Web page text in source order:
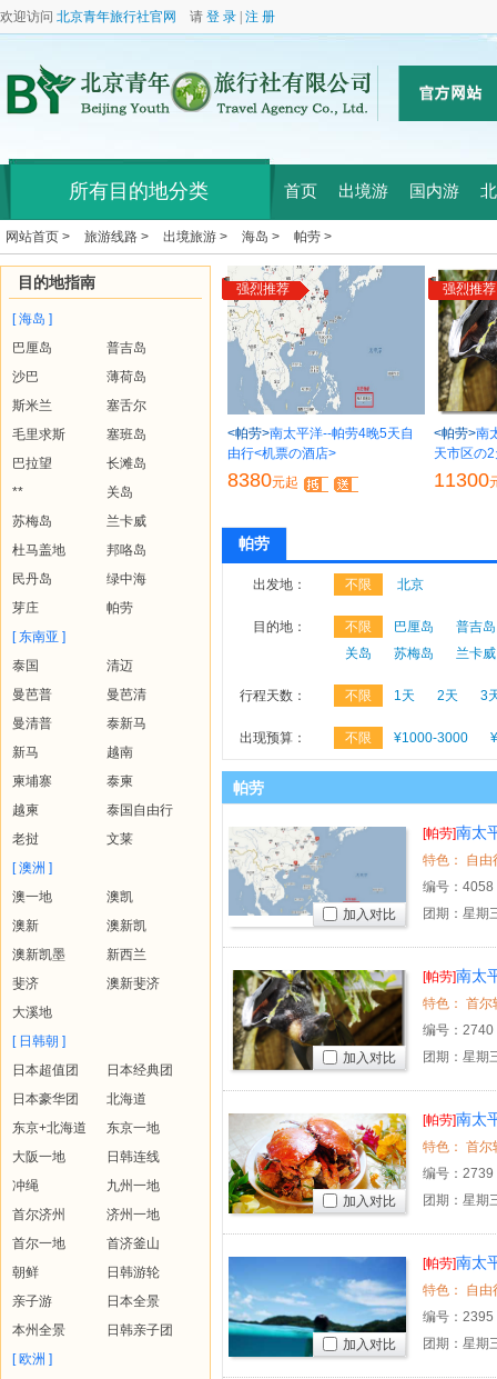
欢迎访问 北京青年旅行社官网 请 登 录 注 册
所有目的地分类 首页 出境游 国内游
网站首页 > 旅游线路 > 出境旅游 > 海岛 > 帕劳 >
目的地指南
[ 海岛 ]
巴厘岛
普吉岛
沙巴
薄荷岛
斯米兰
塞舌尔
毛里求斯
塞班岛
巴拉望
长滩岛
**
关岛
苏梅岛
兰卡威
杜马盖地
邦咯岛
民丹岛
绿中海
芽庄
帕劳
[ 东南亚 ]
泰国
清迈
曼芭普
曼芭清
曼清普
泰新马
新马
越南
柬埔寨
泰柬
越柬
泰国自由行
老挝
文莱
[ 澳洲 ]
澳一地
澳凯
澳新
澳新凯
澳新凯墨
新西兰
斐济
澳新斐济
大溪地
[ 日韩朝 ]
日本超值团
日本经典团
日本豪华团
北海道
东京+北海道
东京一地
大阪一地
日韩连线
冲绳
九州一地
首尔济州
济州一地
首尔一地
首济釜山
朝鲜
日韩游轮
亲子游
日本全景
本州全景
日韩亲子团
[ 欧洲 ]
强烈推荐
<帕劳>南太平洋--帕劳4晚5天自
由行<机票の酒店>
8380元起
强烈推荐
<帕劳>南
天市区の
11300
帕劳
出发地： 不限 北京
目的地： 不限 巴厘岛
普吉岛
关岛
苏梅岛 兰卡威
行程天数： 不限 1天 2天 3
出现预算： 不限 ¥1000-3000
帕劳
[帕劳]南太
编号： 4058
团期：星期
加入对比
[帕劳]南太
编号： 2740
团期：星期
加入对比
[帕劳]南太
编号： 2739
团期：星期
加入对比
[帕劳]南太
编号： 2395
团期：星期
加入对比